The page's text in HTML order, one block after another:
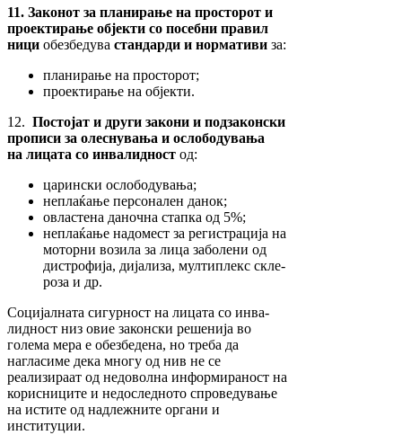
11. Законот за планирање на просторот и
проек­тирање објекти со посебни правил
ници обезбедува стандарди и нормативи за:
планирање на просторот;
проектирање на објекти.
12. Постојат и други закони и подзаконски
прописи за олеснувања и ослободувања
на лицата со инвалидност од:
царински ослободувања;
неплаќање персонален данок;
овластена даночна стапка од 5%;
неплаќање надомест за регистрација на
моторни возила за лица заболени од
дис­трофија, дијализа, мултиплекс скле­
ро­за и др.
Социјалната сигурност на лицата со инва­
лидност низ овие законски решенија во
голема мера е обезбедена, но треба да
нагласиме дека многу од нив не се
реализираат од недоволна ин­формираност на
корисниците и недос­лед­ното спроведување
на истите од надлежните органи и
институции.